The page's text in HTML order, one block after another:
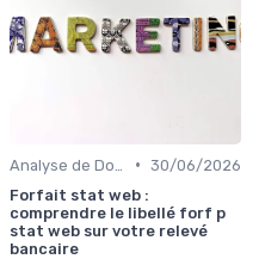
• 30/06/2026
Forfait stat web :
comprendre le libellé forf p
stat web sur votre relevé
bancaire